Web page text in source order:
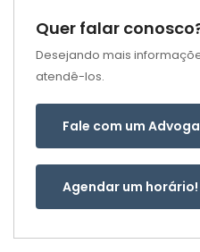
Quer falar
Desejando mais
atendê-los.
Fale com um
Agendar um horário!